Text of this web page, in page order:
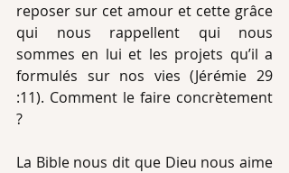
reposer sur cet amour et cette grâce
qui nous rappellent qui nous
sommes en lui et les projets qu’il a
formulés sur nos vies (Jérémie 29
:11). Comment le faire concrètement
?
La Bible nous dit que Dieu nous aime